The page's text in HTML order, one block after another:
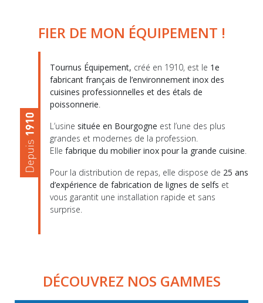
FIER DE MON ÉQUIPEMENT !
Tournus Équipement, créé en 1910, est le 1e
fabricant français de l’environnement inox des
cuisines professionnelles et des étals de
poissonnerie
L’usine située en Bourgogne est l’une des plus
grandes et modernes de la profession.
Elle fabrique du mobilier inox pour la grande cuisine
Pour la distribution de repas, elle dispose de 25 ans
d’expérience de fabrication de lignes de selfs et
vous garantit une installation rapide et sans
surprise.
DÉCOUVREZ NOS GAMMES